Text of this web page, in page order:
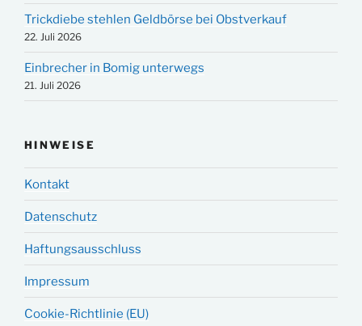
Trickdiebe stehlen Geldbörse bei Obstverkauf
22. Juli 2026
Einbrecher in Bomig unterwegs
21. Juli 2026
HINWEISE
Kontakt
Datenschutz
Haftungsausschluss
Impressum
Cookie-Richtlinie (EU)